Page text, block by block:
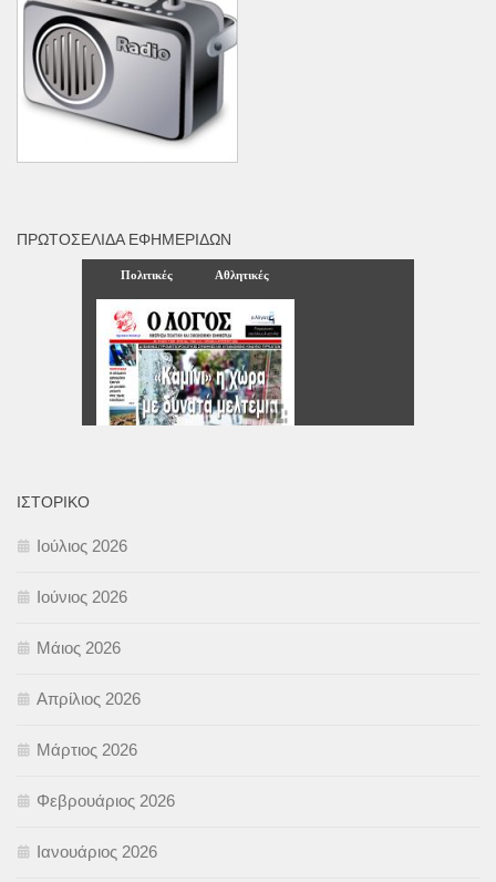
ΠΡΩΤΟΣΈΛΙΔΑ ΕΦΗΜΕΡΊΔΩΝ
ΙΣΤΟΡΙΚΌ
Ιούλιος 2026
Ιούνιος 2026
Μάιος 2026
Απρίλιος 2026
Μάρτιος 2026
Φεβρουάριος 2026
Ιανουάριος 2026